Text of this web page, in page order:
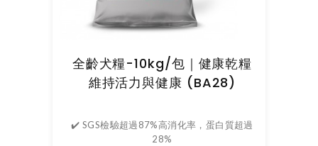
全齡犬糧-10kg/包｜健康乾糧
維持活力與健康 (BA28)
✔️ SGS檢驗超過87%高消化率，蛋白質超過
28%